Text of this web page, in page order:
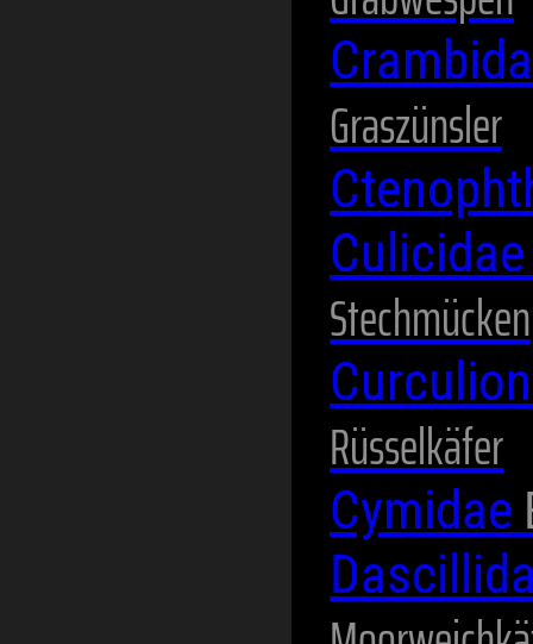
Graszünsler
Stechmücken
Rüsselkäfer
Cymidae